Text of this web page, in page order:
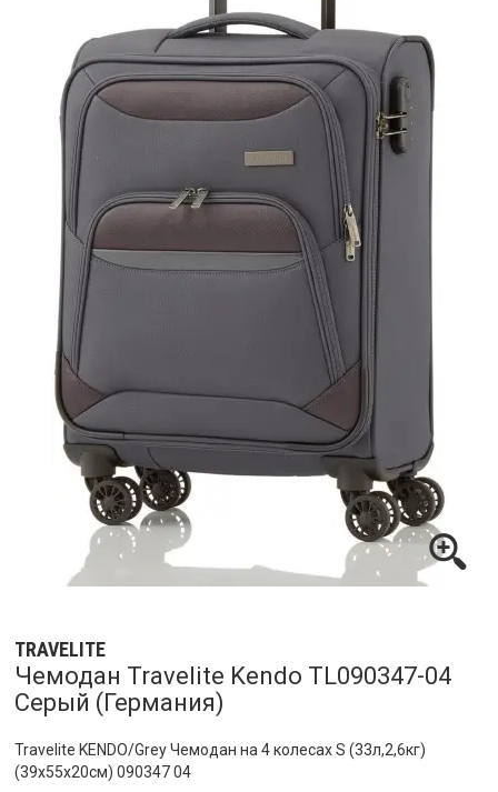
TRAVELITE
Чемодан Travelite Kendo TL090347-04
Серый (Германия)
Travelite KENDO/Grey Чемодан на 4 колесах S (33л,2,6кг)
(39x55x20см) 090347 04